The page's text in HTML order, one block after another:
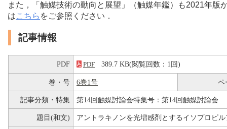
また，「触媒技術の動向と展望」（触媒年鑑）も2021年
はこちら をご参照ください．
記事情報
PDF PDF 389.7 KB(閲覧回数：1回)
巻・号 6巻1号 ペ
記事分類・特集 第14回触媒討論会特集号：第14回触媒討論会
題目(和文) アントラキノンを光増感剤とするイソプロピ